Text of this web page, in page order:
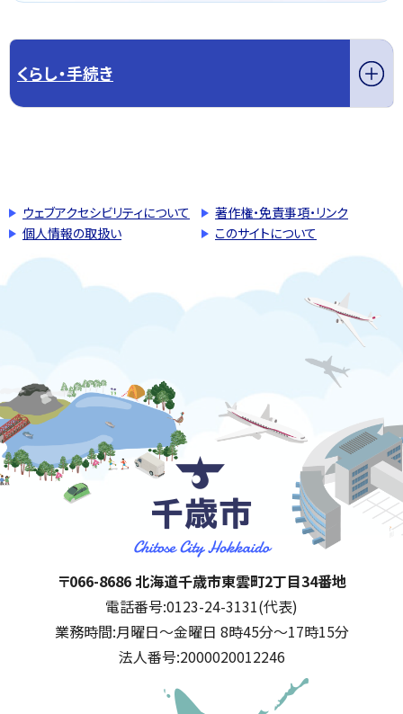
くらし・手続き
ウェブアクセシビリティについて
著作権・免責事項・リンク
個人情報の取扱い
このサイトについて
千歳市
住所:
〒066-8686 北海道千歳市東雲町2丁目34番地
電話番号:0123-24-3131(代表)
業務時間:月曜日～金曜日 8時45分～17時15分
法人番号:2000020012246